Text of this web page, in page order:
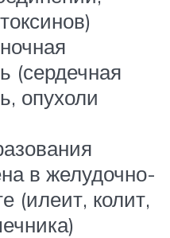
(сердечная
опухоли
в желудочно-
(илеит, колит,